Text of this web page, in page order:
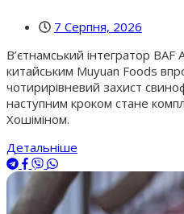
7 Серпня, 2026
В’єтнамський інтегратор BAF
китайським Muyuan Foods
чотирирівневий захист
наступним кроком стане
Хошіміном.
Детальніше